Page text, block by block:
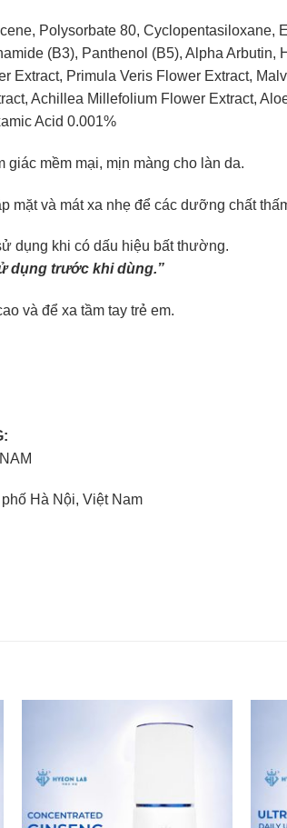
Polysorbate 80, Cyclopentasiloxane,
(B3), Panthenol (B5), Alpha
Extract, Primula Veris Flower Extract,
Achillea Millefolium Flower Extract,
Acid 0.001%
giác mềm mại, mịn màng cho làn da.
mặt và mát xa nhẹ để các dưỡng chất
dụng khi có dấu hiệu bất thường.
dụng trước khi dùng.”
và để xa tầm tay trẻ em.
Hà Nội, Việt Nam